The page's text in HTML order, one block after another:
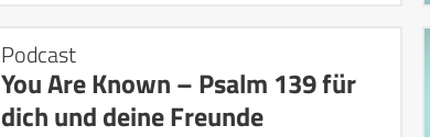
Podcast
You Are Known – Psalm 139 für
dich und deine Freunde